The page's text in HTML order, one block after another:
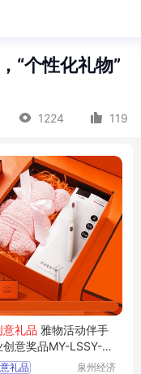
“个性化礼物”
1224 119
意礼品 雅物活动伴手
意奖品MY-LSSY-L5
礼品
泉州经济